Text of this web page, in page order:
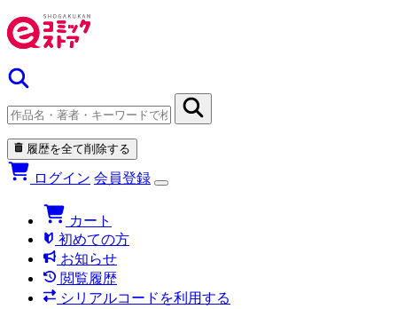
履歴を全て削除する
ログイン 会員登録
カート
初めての方
お知らせ
閲覧履歴
シリアルコードを利用する